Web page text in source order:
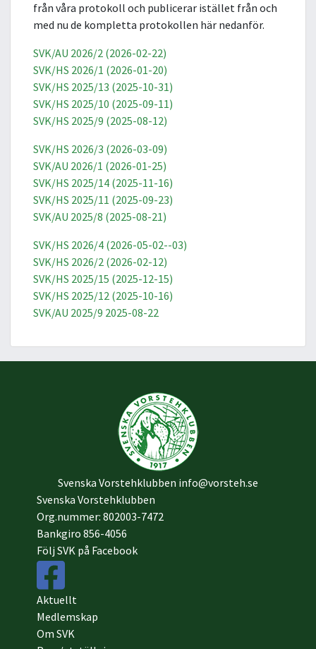
från våra protokoll och publicerar istället från och
med nu de kompletta protokollen här nedanför.
SVK/AU 2026/2 (2026-02-22)
SVK/HS 2026/1 (2026-01-20)
SVK/HS 2025/13 (2025-10-31)
SVK/HS 2025/10 (2025-09-11)
SVK/HS 2025/9 (2025-08-12)
SVK/HS 2026/3 (2026-03-09)
SVK/AU 2026/1 (2026-01-25)
SVK/HS 2025/14 (2025-11-16)
SVK/HS 2025/11 (2025-09-23)
SVK/AU 2025/8 (2025-08-21)
SVK/HS 2026/4 (2026-05-02--03)
SVK/HS 2026/2 (2026-02-12)
SVK/HS 2025/15 (2025-12-15)
SVK/HS 2025/12 (2025-10-16)
SVK/AU 2025/9 2025-08-22
Svenska Vorstehklubben info@vorsteh.se
Svenska Vorstehklubben
Org.nummer: 802003-7472
Bankgiro 856-4056
Följ SVK på Facebook
Aktuellt
Medlemskap
Om SVK